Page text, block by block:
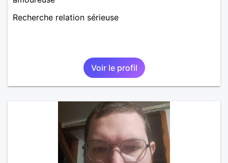
Recherche relation sérieuse
Voir le profil